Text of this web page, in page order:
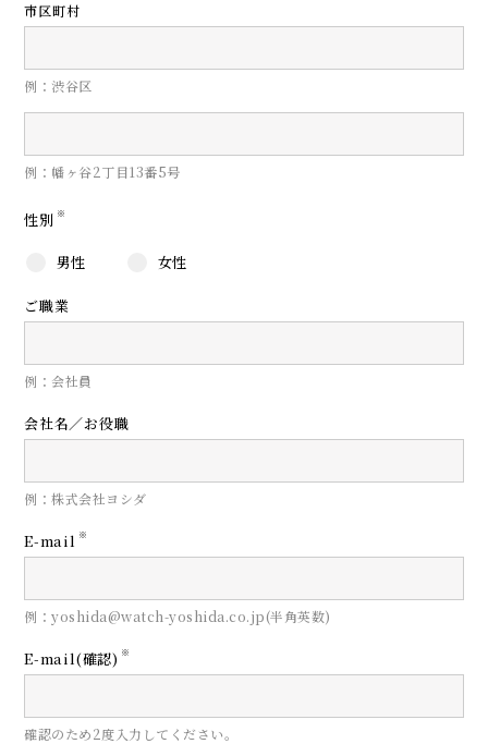
市区町村
例：渋谷区
例：幡ヶ谷2丁目13番5号
性別 ※
男性 女性
ご職業
例：会社員
会社名／お役職
例：株式会社ヨシダ
E-mail ※
例：yoshida@watch-yoshida.co.jp(半角英数)
E-mail(確認) ※
確認のため2度入力してください。